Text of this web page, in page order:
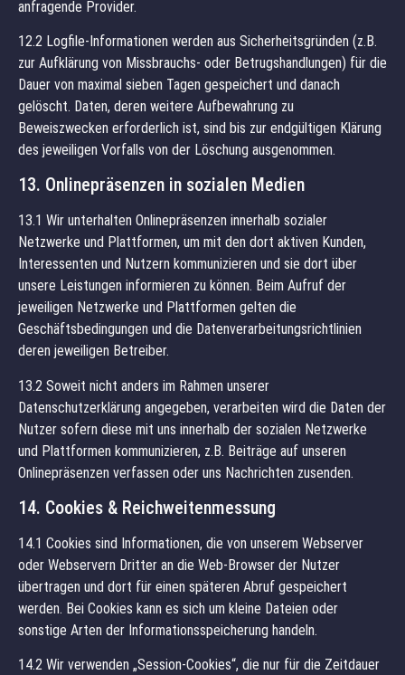
anfragende Provider.
12.2 Logfile-Informationen werden aus Sicherheitsgründen (z.B.
zur Aufklärung von Missbrauchs- oder Betrugshandlungen) für die
Dauer von maximal sieben Tagen gespeichert und danach
gelöscht. Daten, deren weitere Aufbewahrung zu
Beweiszwecken erforderlich ist, sind bis zur endgültigen Klärung
des jeweiligen Vorfalls von der Löschung ausgenommen.
13. Onlinepräsenzen in sozialen Medien
13.1 Wir unterhalten Onlinepräsenzen innerhalb sozialer
Netzwerke und Plattformen, um mit den dort aktiven Kunden,
Interessenten und Nutzern kommunizieren und sie dort über
unsere Leistungen informieren zu können. Beim Aufruf der
jeweiligen Netzwerke und Plattformen gelten die
Geschäftsbedingungen und die Datenverarbeitungsrichtlinien
deren jeweiligen Betreiber.
13.2 Soweit nicht anders im Rahmen unserer
Datenschutzerklärung angegeben, verarbeiten wird die Daten der
Nutzer sofern diese mit uns innerhalb der sozialen Netzwerke
und Plattformen kommunizieren, z.B. Beiträge auf unseren
Onlinepräsenzen verfassen oder uns Nachrichten zusenden.
14. Cookies & Reichweitenmessung
14.1 Cookies sind Informationen, die von unserem Webserver
oder Webservern Dritter an die Web-Browser der Nutzer
übertragen und dort für einen späteren Abruf gespeichert
werden. Bei Cookies kann es sich um kleine Dateien oder
sonstige Arten der Informationsspeicherung handeln.
14.2 Wir verwenden „Session-Cookies“, die nur für die Zeitdauer